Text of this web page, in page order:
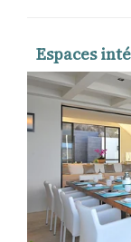
Espaces